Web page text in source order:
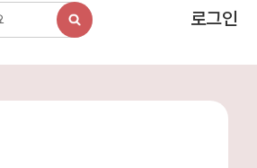
검
색
로그인